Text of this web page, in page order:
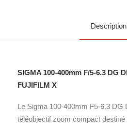
Description
SIGMA 100-400mm F/5-6.3 DG
FUJIFILM X
Le Sigma 100-400mm F5-6.3 DG
téléobjectif zoom compact